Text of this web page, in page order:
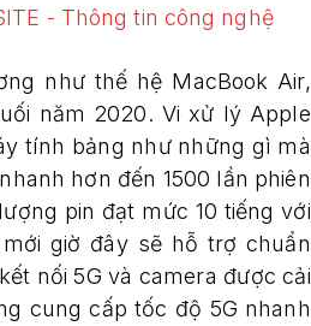
như thế hệ MacBook Air,
năm 2020. Vi xử lý Apple
tính bảng như những gì mà
hơn đến 1500 lần phiên
pin đạt mức 10 tiếng với
giờ đây sẽ hỗ trợ chuẩn
nối 5G và camera được cải
cung cấp tốc độ 5G nhanh